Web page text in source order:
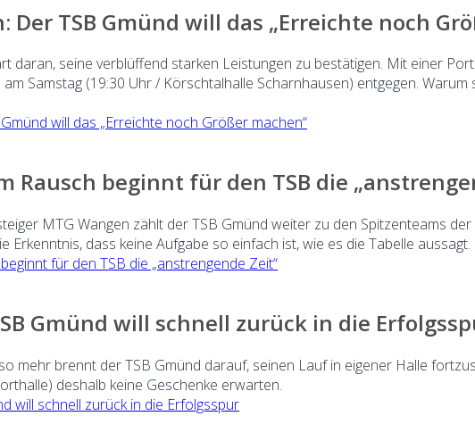
TSB Gmünd will das „Erreichte noch
daran, seine verblüffend starken Leistungen zu bestätigen. Mit einer
Samstag (19:30 Uhr / Körschtalhalle Scharnhausen) entgegen.
will das „Erreichte noch Größer machen“
Rausch beginnt für den TSB die
MTG Wangen zählt der TSB Gmünd weiter zu den Spitzenteams
dass keine Aufgabe so einfach ist, wie es die Tabelle aussagt.
für den TSB die „anstrengende Zeit“
Gmünd will schnell zurück in die
mehr brennt der TSB Gmünd darauf, seinen Lauf in eigener Halle
deshalb keine Geschenke erwarten.
will schnell zurück in die Erfolgsspur